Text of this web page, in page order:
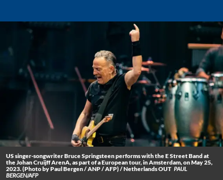
US singer-songwriter Bruce Springsteen performs with the E Street Band at
the Johan Cruijff ArenA, as part of a European tour, in Amsterdam, on May 25,
2023. (Photo by Paul Bergen / ANP / AFP) / Netherlands OUT PAUL
BERGEN/AFP